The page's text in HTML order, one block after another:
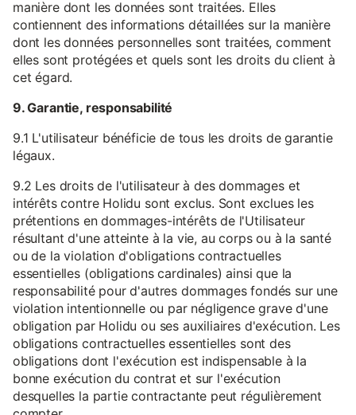
manière dont les données sont traitées. Elles
contiennent des informations détaillées sur la manière
dont les données personnelles sont traitées, comment
elles sont protégées et quels sont les droits du client à
cet égard.
9. Garantie, responsabilité
9.1 L'utilisateur bénéficie de tous les droits de garantie
légaux.
9.2 Les droits de l'utilisateur à des dommages et
intérêts contre Holidu sont exclus. Sont exclues les
prétentions en dommages-intérêts de l'Utilisateur
résultant d'une atteinte à la vie, au corps ou à la santé
ou de la violation d'obligations contractuelles
essentielles (obligations cardinales) ainsi que la
responsabilité pour d'autres dommages fondés sur une
violation intentionnelle ou par négligence grave d'une
obligation par Holidu ou ses auxiliaires d'exécution. Les
obligations contractuelles essentielles sont des
obligations dont l'exécution est indispensable à la
bonne exécution du contrat et sur l'exécution
desquelles la partie contractante peut régulièrement